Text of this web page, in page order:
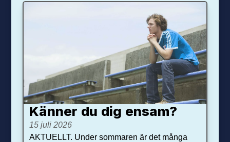
Känner du dig ensam?
15 juli 2026
AKTUELLT. Under sommaren är det många